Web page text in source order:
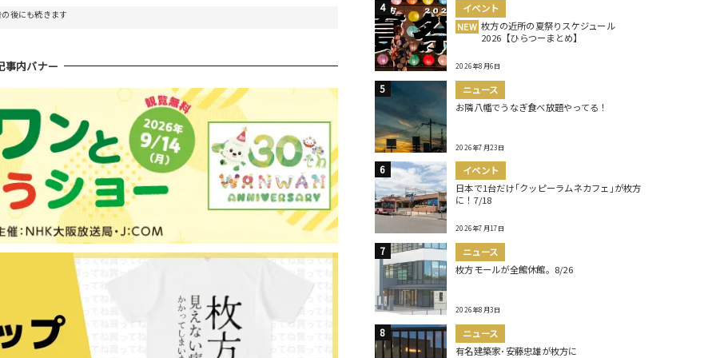
後にも続きます
事内バナー
イベント
NEW 枚方の近所の夏祭りスケジュール
2026【ひらつーまとめ】
2026年8月6日
ニュース
お隣八幡でうなぎ食べ放題やってる！
2026年7月23日
イベント
日本で1台だけ｢クッピーラムネカフェ｣が枚方
に！7/18
2026年7月17日
ニュース
枚方モールが全館休館。8/26
2026年8月3日
ニュース
有名建築家･安藤忠雄が枚方に